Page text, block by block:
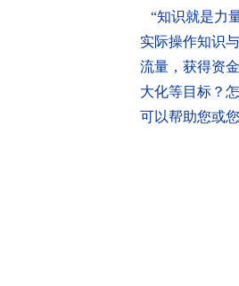
“知识就是力
实际操作知识
流量，获得资
大化等目标？
可以帮助您或